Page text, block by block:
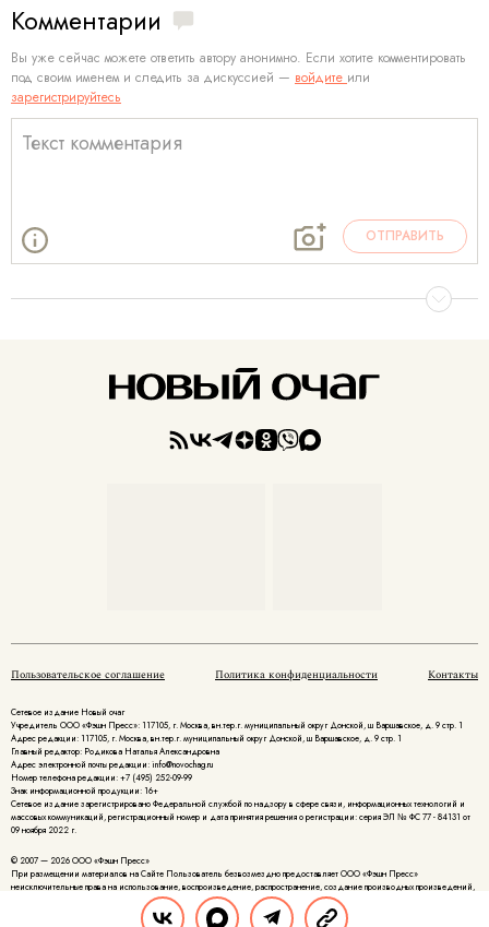
Комментарии
Вы уже сейчас можете ответить автору анонимно. Если хотите комментировать
под своим именем и следить за дискуссией — войдите или
зарегистрируйтесь
ОТПРАВИТЬ
Пользовательское соглашение Политика конфиденциальности Контакты
Сетевое издание Новый очаг
Учредитель ООО «Фэшн Пресс»: 117105, г. Москва, вн.тер.г. муниципальный округ Донской, ш Варшавское, д. 9 стр. 1
Адрес редакции: 117105, г. Москва, вн.тер.г. муниципальный округ Донской, ш Варшавское, д. 9 стр. 1
Главный редактор: Родикова Наталья Александровна
Адрес электронной почты редакции: info@novochag.ru
Номер телефона редакции: +7 (495) 252-09-99
Знак информационной продукции: 16+
Cетевое издание зарегистрировано Федеральной службой по надзору в сфере связи, информационных технологий и
массовых коммуникаций, регистрационный номер и дата принятия решения о регистрации: серия ЭЛ № ФС 77 - 84131 от
09 ноября 2022 г.
© 2007 — 2026 ООО «Фэшн Пресс»
При размещении материалов на Сайте Пользователь безвозмездно предоставляет ООО «Фэшн Пресс»
неисключительные права на использование, воспроизведение, распространение, создание производных произведений,
а также на демонстрацию материалов и доведение их до всеобщего сведения.